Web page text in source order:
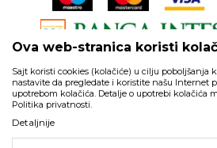
artikli prikazani na sajtu su deo naše
da su dostupni u
Ova web-stranica koristi
Sajt koristi cookies (kolačiće) u cilju poboljšanja
nastavite da pregledate i koristite našu Internet
upotrebom kolačića. Detalje o upotrebi kolačića
Politika privatnosti.
Detaljnije